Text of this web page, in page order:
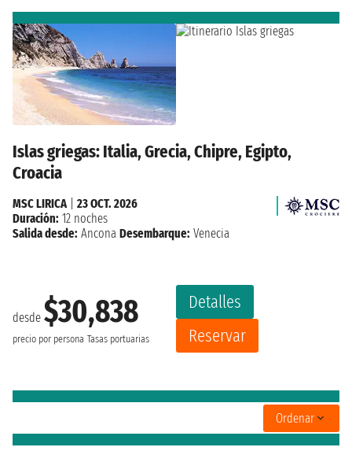
Islas griegas: Italia, Grecia, Chipre, Egipto,
Croacia
desde $30,838
precio por persona Tasas portuarias
Detalles
Reservar
MSC LIRICA| 23 OCT. 2026
Duración: 12 noches
Salida desde: Ancona Desembarque: Venecia
Ordenar